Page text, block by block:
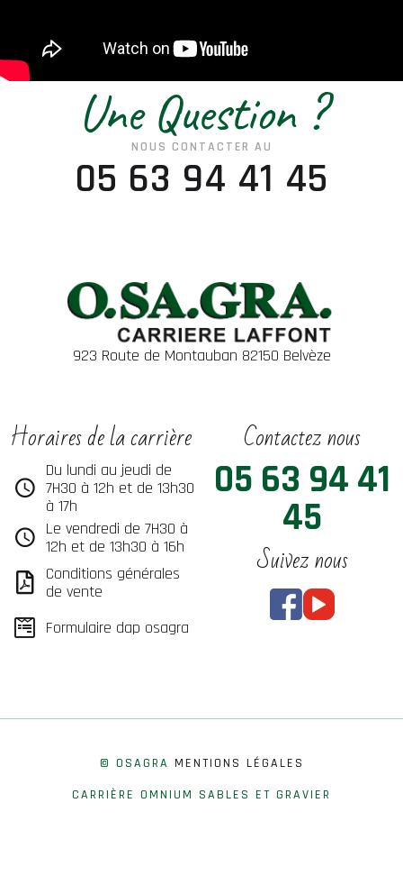
Une Question ?
NOUS CONTACTER AU
05 63 94 41 45
923 Route de Montauban 82150 Belvèze
Horaires de la carrière
Du lundi au jeudi de
7H30 à 12h et de 13h30
à 17h
Le vendredi de 7H30 à
12h et de 13h30 à 16h
Conditions générales
de vente
Formulaire dap osagra
Contactez nous
05 63 94 41
45
Suivez nous
© OSAGRA MENTIONS LÉGALES
CARRIÈRE OMNIUM SABLES ET GRAVIER